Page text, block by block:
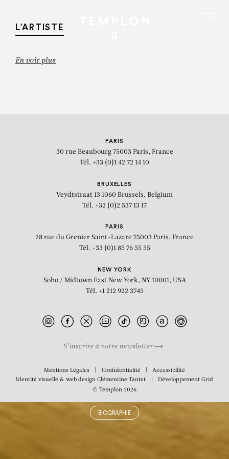
ALAIN KIRILI
« Sculptures récentes »: vue
d’exposition
BIOGRAPHIE
L’ARTISTE
En voir plus
PARIS
30 rue Beaubourg 75003 Paris, France
Tél. +33 (0)1 42 72 14 10
BRUXELLES
Veydtstraat 13 1060 Brussels, Belgium
Tél. +32 (0)2 537 13 17
PARIS
28 rue du Grenier Saint-Lazare 75003 Paris, France
Tél. +33 (0)1 85 76 55 55
NEW YORK
Soho / Midtown East New York, NY 10001, USA
Tél. +1 212 922 3745
S’inscrire à notre newsletter
Mentions Légales Confidentialité
Accessibilité
Identité visuelle & web designClémentine Tantet Développement Grid
© Templon 2026